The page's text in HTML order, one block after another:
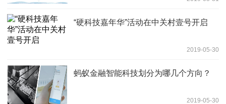
“硬科技嘉年华”活动在中关村壹号开启
2019-05-30
蚂蚁金融智能科技划分为哪几个方向？
2019-05-30